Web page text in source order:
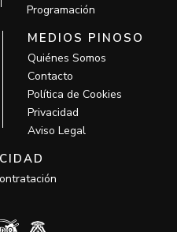
Programación
MEDIOS PINOSO
Quiénes Somos
Contacto
Política de Cookies
Privacidad
Aviso Legal